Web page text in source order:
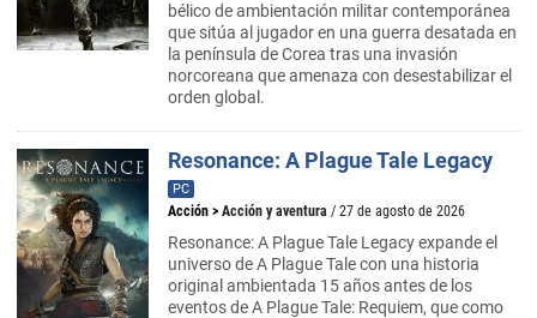
bélico de ambientación militar contemporánea
que sitúa al jugador en una guerra desatada en
la península de Corea tras una invasión
norcoreana que amenaza con desestabilizar el
orden global.
Resonance: A Plague Tale Legacy
PC
Acción > Acción y aventura / 27 de agosto de 2026
Resonance: A Plague Tale Legacy expande el
universo de A Plague Tale con una historia
original ambientada 15 años antes de los
eventos de A Plague Tale: Requiem, que como